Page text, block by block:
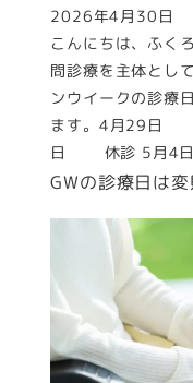
GWの診療日は変
こんにちは、ふく
問診療を主体とし
ンウイークの診療
ます。4月29日
日 休診 5月
投稿日
2026年4月30日